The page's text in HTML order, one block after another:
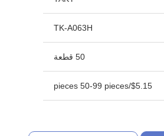
TK-A063H
50 قطعة
$5.15/pieces 50-99 pieces